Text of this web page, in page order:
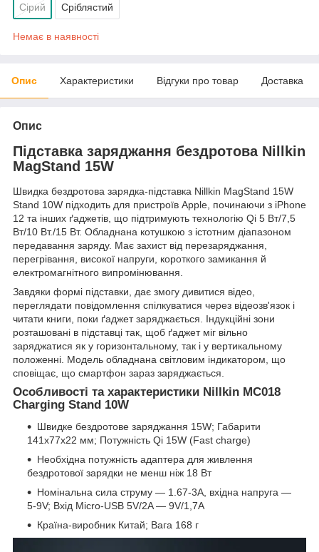
Сірий Сріблястий
Немає в наявності
Опис Характеристики Відгуки про товар Доставка
Опис
Підставка заряджання бездротова Nillkin
MagStand 15W
Швидка бездротова зарядка-підставка Nillkin MagStand 15W
Stand 10W підходить для пристроїв Apple, починаючи з iPhone
12 та інших ґаджетів, що підтримують технологію Qi 5 Вт/7,5
Вт/10 Вт./15 Вт. Обладнана котушкою з істотним діапазоном
передавання заряду. Має захист від перезаряджання,
перегрівання, високої напруги, короткого замикання й
електромагнітного випромінювання.
Завдяки формі підставки, дає змогу дивитися відео,
переглядати повідомлення спілкуватися через відеозв'язок і
читати книги, поки ґаджет заряджається. Індукційні зони
розташовані в підставці так, щоб ґаджет міг вільно
заряджатися як у горизонтальному, так і у вертикальному
положенні. Модель обладнана світловим індикатором, що
сповіщає, що смартфон зараз заряджається.
Особливості та характеристики Nillkin MC018
Charging Stand 10W
Швидке бездротове заряджання 15W; Габарити
141x77x22 мм; Потужність Qi 15W (Fast charge)
Необхідна потужність адаптера для живлення
бездротової зарядки не менш ніж 18 Вт
Номінальна сила струму — 1.67-3А, вхідна напруга —
5-9V; Вхід Micro-USB 5V/2A — 9V/1,7A
Країна-виробник Китай; Вага 168 г